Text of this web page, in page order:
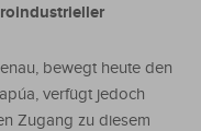
bewegt heute den
verfügt jedoch
Zugang zu diesem